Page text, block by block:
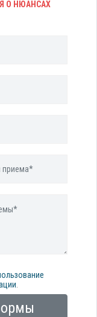
О НЮАНСАХ